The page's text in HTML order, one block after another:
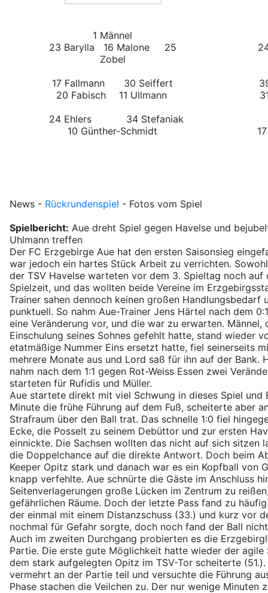
1 Männel
23 Barylla 16 Malone 25
Zobel
17 Fallmann
30 Seiffert
20 Fabisch
11 Ullmann
24 Ehlers
34 Stefaniak
10 Günther-Schmidt
39
News - Rückrundenspiel - Fotos vom Spiel
Spielbericht: Aue dreht Spiel gegen Havelse und
Uhlmann treffen
Der FC Erzgebirge Aue hat den ersten Saisonsieg
war jedoch ein hartes Stück Arbeit zu verrichten.
der TSV Havelse warteten vor dem 3. Spieltag noch auf
Spielzeit, und das wollten beide Vereine im
Trainer sahen dennoch keinen großen Handlungsbedarf
punktuell. So nahm Aue-Trainer Jens Härtel nach dem
eine Veränderung vor, und die war zu erwarten.
Einschulung seines Sohnes gefehlt hatte, stand wieder
etatmäßige Nummer Eins ersetzt hatte, fiel seinerseits
mehrere Monate aus und Lord saß für ihn auf der Bank.
nahm nach dem 1:1 gegen Rot-Weiss Essen zwei
starteten für Rufidis und Müller.
Aue startete direkt mit viel Schwung in dieses Spiel und
Minute die frühe Führung auf dem Fuß, scheiterte aber
Strafraum über den Ball trat. Das schnelle 1:0 fiel
Ecke, die Posselt zu seinem Debüttor und zur ersten
einnickte. Die Sachsen wollten das nicht auf sich sitzen
die Doppelchance auf die direkte Antwort. Doch beim
Keeper Opitz stark und danach war es ein Kopfball von
knapp verfehlte. Aue schnürte die Gäste im Anschluss
Seitenverlagerungen große Lücken im Zentrum zu
gefährlichen Räume. Doch der letzte Pass fand zu
der einmal mit einem Distanzschuss (33.) und kurz vor
nochmal für Gefahr sorgte, doch noch fand der Ball
Auch im zweiten Durchgang probierten es die
Partie. Die erste gute Möglichkeit hatte wieder der
dem stark aufgelegten Opitz im TSV-Tor scheiterte
vermehrt an der Partie teil und versuchte die Führung
Phase stachen die Veilchen zu. Der nur wenige Minuten